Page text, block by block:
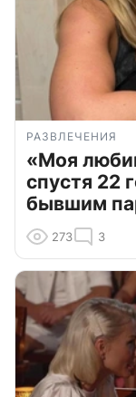
РАЗВЛЕЧЕНИЯ
«Моя
спустя 22
бывшим
273 3